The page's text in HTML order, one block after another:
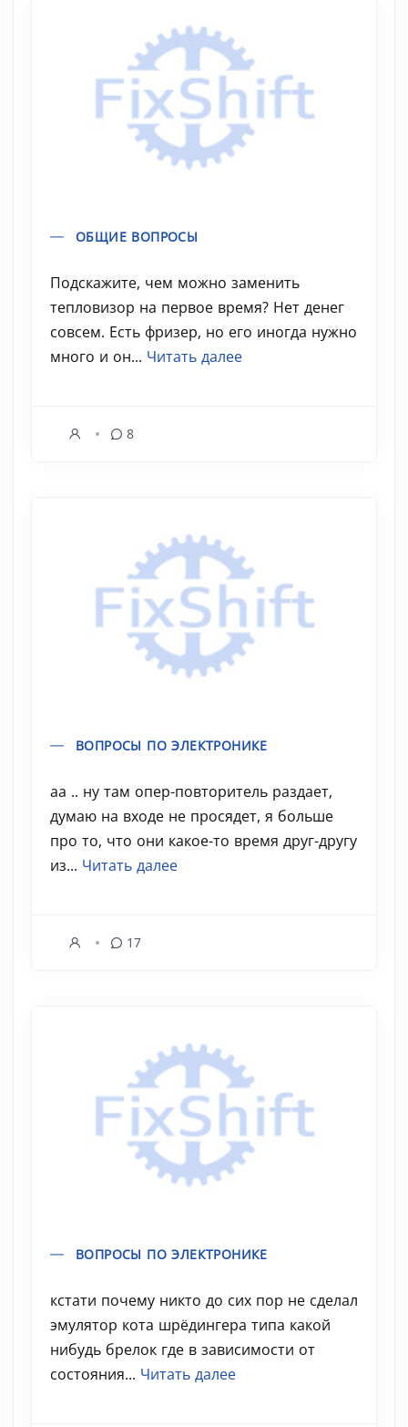
ОБЩИЕ ВОПРОСЫ
Подскажите, чем можно заменить
тепловизор на первое время? Нет денег
совсем. Есть фризер, но его иногда нужно
много и он... Читать далее
8
ВОПРОСЫ ПО ЭЛЕКТРОНИКЕ
аа .. ну там опер-повторитель раздает,
думаю на входе не просядет, я больше
про то, что они какое-то время друг-другу
из... Читать далее
17
ВОПРОСЫ ПО ЭЛЕКТРОНИКЕ
кстати почему никто до сих пор не сделал
эмулятор кота шрёдингера типа какой
нибудь брелок где в зависимости от
состояния... Читать далее